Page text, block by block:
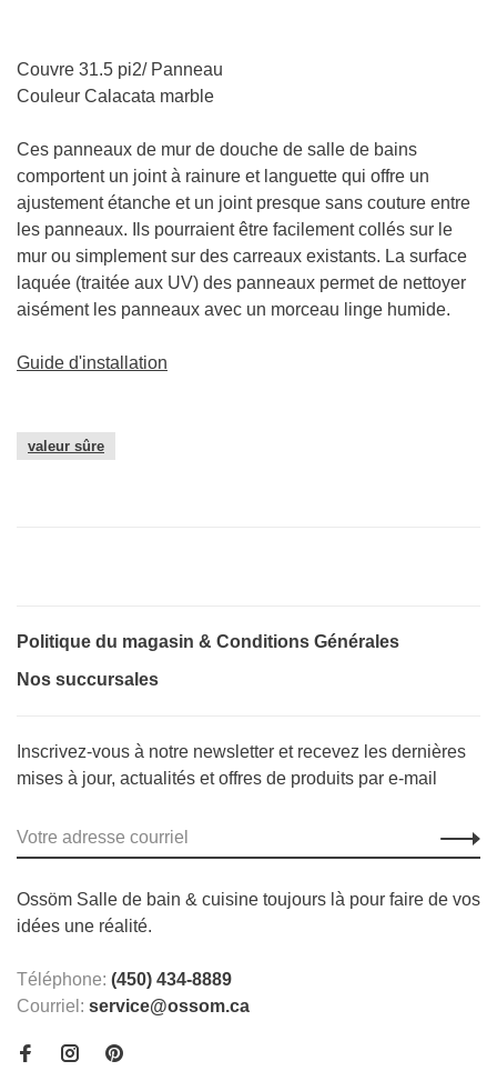
Couvre 31.5 pi2/ Panneau
Couleur Calacata marble
Ces panneaux de mur de douche de salle de bains
comportent un joint à rainure et languette qui offre un
ajustement étanche et un joint presque sans couture entre
les panneaux. Ils pourraient être facilement collés sur le
mur ou simplement sur des carreaux existants. La surface
laquée (traitée aux UV) des panneaux permet de nettoyer
aisément les panneaux avec un morceau linge humide.
Guide d'installation
valeur sûre
Politique du magasin & Conditions Générales
Nos succursales
Inscrivez-vous à notre newsletter et recevez les dernières
mises à jour, actualités et offres de produits par e-mail
Ossöm Salle de bain & cuisine toujours là pour faire de vos
idées une réalité.
Téléphone: (450) 434-8889
Courriel: service@ossom.ca